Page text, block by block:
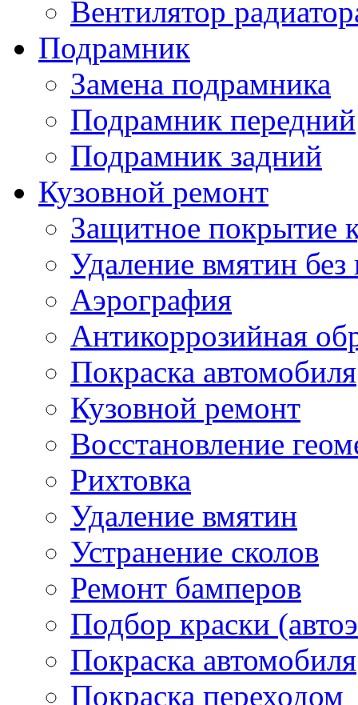
Вентилятор
Подрамник
Замена подрамника
Подрамник передний
Подрамник задний
Кузовной ремонт
Защитное покрытие
Удаление вмятин без
Аэрография
Антикоррозийная
Покраска автомобиля
Кузовной ремонт
Восстановление
Рихтовка
Удаление вмятин
Устранение сколов
Ремонт бамперов
Подбор краски
Покраска автомобиля
Покраска переходом